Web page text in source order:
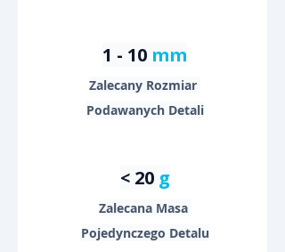
1 - 10 mm
Zalecany Rozmiar
Podawanych Detali
< 20 g
Zalecana Masa
Pojedynczego Detalu